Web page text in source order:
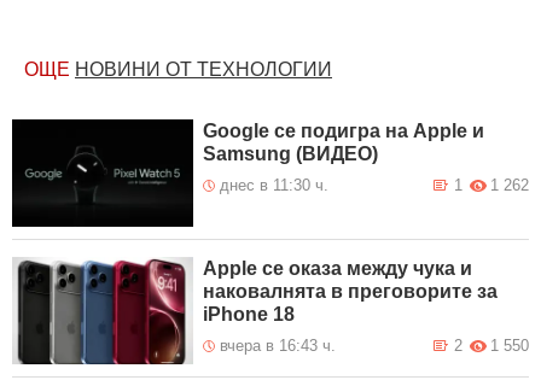
ОЩЕ НОВИНИ ОТ ТЕХНОЛОГИИ
Google се подигра на Apple и
Samsung (ВИДЕО)
днес в 11:30 ч. 1 262
1
Apple се оказа между чука и
наковалнята в преговорите за
iPhone 18
вчера в 16:43 ч. 1 550
2